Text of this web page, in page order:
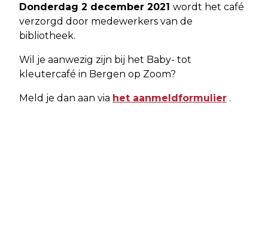
Donderdag 2 december 2021 wordt het café
verzorgd door medewerkers van de
bibliotheek.
Wil je aanwezig zijn bij het Baby- tot
kleutercafé in Bergen op Zoom?
Meld je dan aan via het aanmeldformulier .